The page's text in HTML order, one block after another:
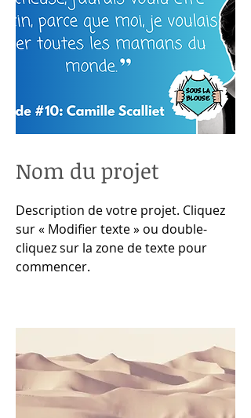
Nom du projet
Description de votre projet. Cliquez
sur « Modifier texte » ou double-
cliquez sur la zone de texte pour
commencer.